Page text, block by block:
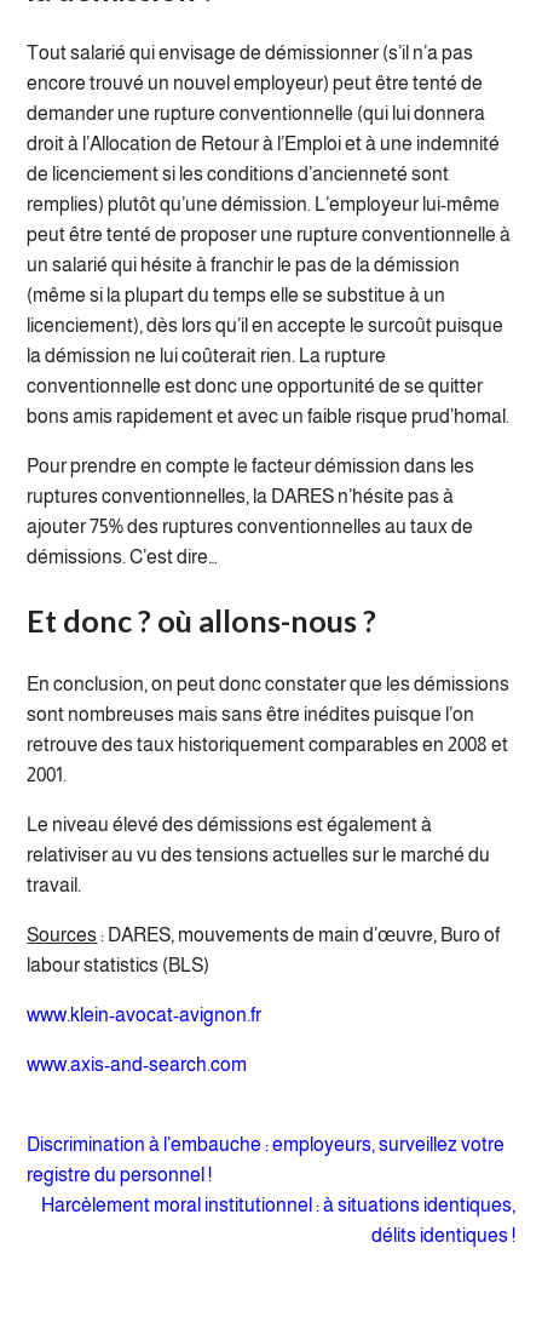
Tout salarié qui envisage de démissionner (s’il n’a pas
encore trouvé un nouvel employeur) peut être tenté de
demander une rupture conventionnelle (qui lui donnera
droit à l’Allocation de Retour à l’Emploi et à une indemnité
de licenciement si les conditions d’ancienneté sont
remplies) plutôt qu’une démission. L’employeur lui-même
peut être tenté de proposer une rupture conventionnelle à
un salarié qui hésite à franchir le pas de la démission
(même si la plupart du temps elle se substitue à un
licenciement), dès lors qu’il en accepte le surcoût puisque
la démission ne lui coûterait rien. La rupture
conventionnelle est donc une opportunité de se quitter
bons amis rapidement et avec un faible risque prud’homal.
Pour prendre en compte le facteur démission dans les
ruptures conventionnelles, la DARES n’hésite pas à
ajouter 75% des ruptures conventionnelles au taux de
démissions. C’est dire…
Et donc ? où allons-nous ?
En conclusion, on peut donc constater que les démissions
sont nombreuses mais sans être inédites puisque l’on
retrouve des taux historiquement comparables en 2008 et
2001.
Le niveau élevé des démissions est également à
relativiser au vu des tensions actuelles sur le marché du
travail.
Sources : DARES, mouvements de main d’œuvre, Buro of
labour statistics (BLS)
www.klein-avocat-avignon.fr
www.axis-and-search.com
Discrimination à l’embauche : employeurs, surveillez votre
registre du personnel !
Harcèlement moral institutionnel : à situations identiques,
délits identiques !